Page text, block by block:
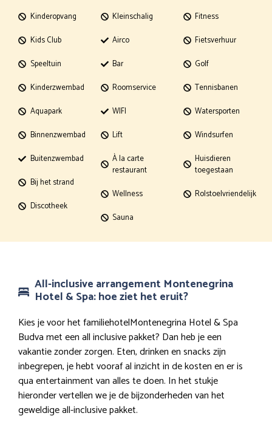
Kinderopvang
Kids Club
Speeltuin
Kinderzwembad
Aquapark
Binnenzwembad
Buitenzwembad
Bij het strand
Discotheek
Kleinschalig
Airco
Bar
Roomservice
WIFI
Lift
À la carte
restaurant
Wellness
Sauna
Fitness
Fietsverhuur
Golf
Tennisbanen
Watersporten
Windsurfen
Huisdieren
toegestaan
Rolstoelvriendelijk
All-inclusive arrangement Montenegrina
Hotel & Spa: hoe ziet het eruit?
Kies je voor het familiehotelMontenegrina Hotel & Spa
Budva met een all inclusive pakket? Dan heb je een
vakantie zonder zorgen. Eten, drinken en snacks zijn
inbegrepen, je hebt vooraf al inzicht in de kosten en er is
qua entertainment van alles te doen. In het stukje
hieronder vertellen we je de bijzonderheden van het
geweldige all-inclusive pakket.